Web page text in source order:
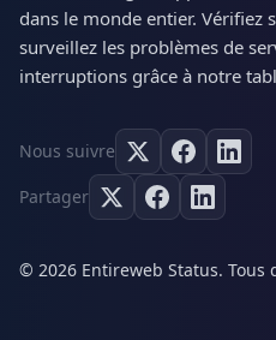
dans le monde entier. Vérifiez
surveillez les problèmes de
interruptions grâce à notre
Nous suivre
Partager
© 2026 Entireweb Status. Tous